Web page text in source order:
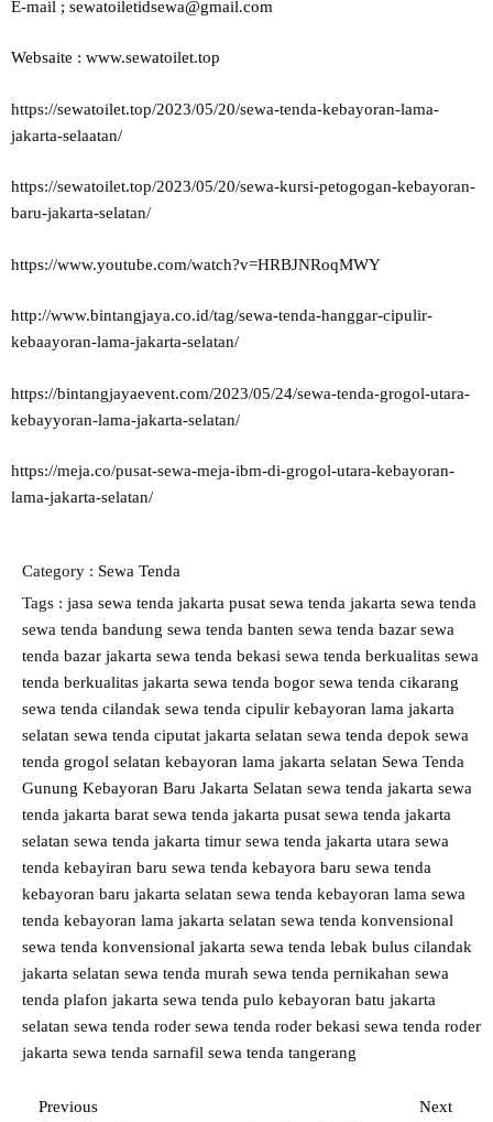
E-mail ; sewatoiletidsewa@gmail.com
Websaite : www.sewatoilet.top
https://sewatoilet.top/2023/05/20/sewa-tenda-kebayoran-lama-
jakarta-selaatan/
https://sewatoilet.top/2023/05/20/sewa-kursi-petogogan-kebayoran-
baru-jakarta-selatan/
https://www.youtube.com/watch?v=HRBJNRoqMWY
http://www.bintangjaya.co.id/tag/sewa-tenda-hanggar-cipulir-
kebaayoran-lama-jakarta-selatan/
https://bintangjayaevent.com/2023/05/24/sewa-tenda-grogol-utara-
kebayyoran-lama-jakarta-selatan/
https://meja.co/pusat-sewa-meja-ibm-di-grogol-utara-kebayoran-
lama-jakarta-selatan/
Category : Sewa Tenda
Tags : jasa sewa tenda jakarta pusat sewa tenda jakarta sewa tenda
sewa tenda bandung sewa tenda banten sewa tenda bazar sewa
tenda bazar jakarta sewa tenda bekasi sewa tenda berkualitas sewa
tenda berkualitas jakarta sewa tenda bogor sewa tenda cikarang
sewa tenda cilandak sewa tenda cipulir kebayoran lama jakarta
selatan sewa tenda ciputat jakarta selatan sewa tenda depok sewa
tenda grogol selatan kebayoran lama jakarta selatan Sewa Tenda
Gunung Kebayoran Baru Jakarta Selatan sewa tenda jakarta sewa
tenda jakarta barat sewa tenda jakarta pusat sewa tenda jakarta
selatan sewa tenda jakarta timur sewa tenda jakarta utara sewa
tenda kebayiran baru sewa tenda kebayora baru sewa tenda
kebayoran baru jakarta selatan sewa tenda kebayoran lama sewa
tenda kebayoran lama jakarta selatan sewa tenda konvensional
sewa tenda konvensional jakarta sewa tenda lebak bulus cilandak
jakarta selatan sewa tenda murah sewa tenda pernikahan sewa
tenda plafon jakarta sewa tenda pulo kebayoran batu jakarta
selatan sewa tenda roder sewa tenda roder bekasi sewa tenda roder
jakarta sewa tenda sarnafil sewa tenda tangerang
Previous
Next